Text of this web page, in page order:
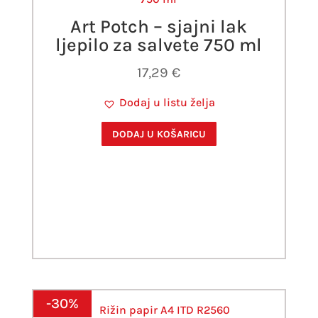
Art Potch – sjajni lak
ljepilo za salvete 750 ml
17,29€
Dodaj u listu želja
DODAJ U KOŠARICU
-30%